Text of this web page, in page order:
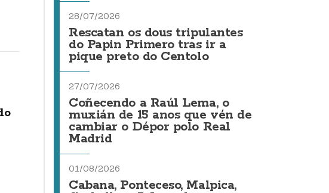
28/07/2026
Rescatan os dous tripulantes
do Papin Primero tras ir a
pique preto do Centolo
27/07/2026
Coñecendo a Raúl Lema, o
muxián de 15 anos que vén de
cambiar o Dépor polo Real
Madrid
01/08/2026
Cabana, Ponteceso, Malpica,